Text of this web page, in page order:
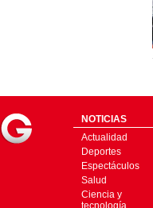
NOTICIAS
Actualidad
Deportes
Espectáculos
Salud
Ciencia y
tecnología